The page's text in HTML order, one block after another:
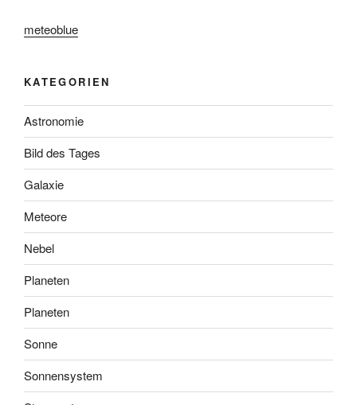
meteoblue
KATEGORIEN
Astronomie
Bild des Tages
Galaxie
Meteore
Nebel
Planeten
Planeten
Sonne
Sonnensystem